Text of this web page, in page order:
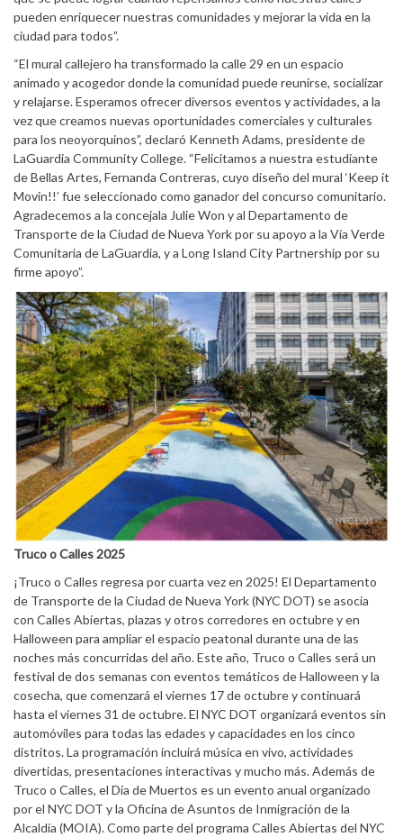
pueden enriquecer nuestras comunidades y mejorar la vida en la
ciudad para todos”.
“El mural callejero ha transformado la calle 29 en un espacio
animado y acogedor donde la comunidad puede reunirse, socializar
y relajarse. Esperamos ofrecer diversos eventos y actividades, a la
vez que creamos nuevas oportunidades comerciales y culturales
para los neoyorquinos”, declaró Kenneth Adams, presidente de
LaGuardia Community College. “Felicitamos a nuestra estudiante
de Bellas Artes, Fernanda Contreras, cuyo diseño del mural ‘Keep it
Movin!!’ fue seleccionado como ganador del concurso comunitario.
Agradecemos a la concejala Julie Won y al Departamento de
Transporte de la Ciudad de Nueva York por su apoyo a la Vía Verde
Comunitaria de LaGuardia, y a Long Island City Partnership por su
firme apoyo”.
Truco o Calles 2025
¡Truco o Calles regresa por cuarta vez en 2025! El Departamento
de Transporte de la Ciudad de Nueva York (NYC DOT) se asocia
con Calles Abiertas, plazas y otros corredores en octubre y en
Halloween para ampliar el espacio peatonal durante una de las
noches más concurridas del año. Este año, Truco o Calles será un
festival de dos semanas con eventos temáticos de Halloween y la
cosecha, que comenzará el viernes 17 de octubre y continuará
hasta el viernes 31 de octubre. El NYC DOT organizará eventos sin
automóviles para todas las edades y capacidades en los cinco
distritos. La programación incluirá música en vivo, actividades
divertidas, presentaciones interactivas y mucho más. Además de
Truco o Calles, el Día de Muertos es un evento anual organizado
por el NYC DOT y la Oficina de Asuntos de Inmigración de la
Alcaldía (MOIA). Como parte del programa Calles Abiertas del NYC